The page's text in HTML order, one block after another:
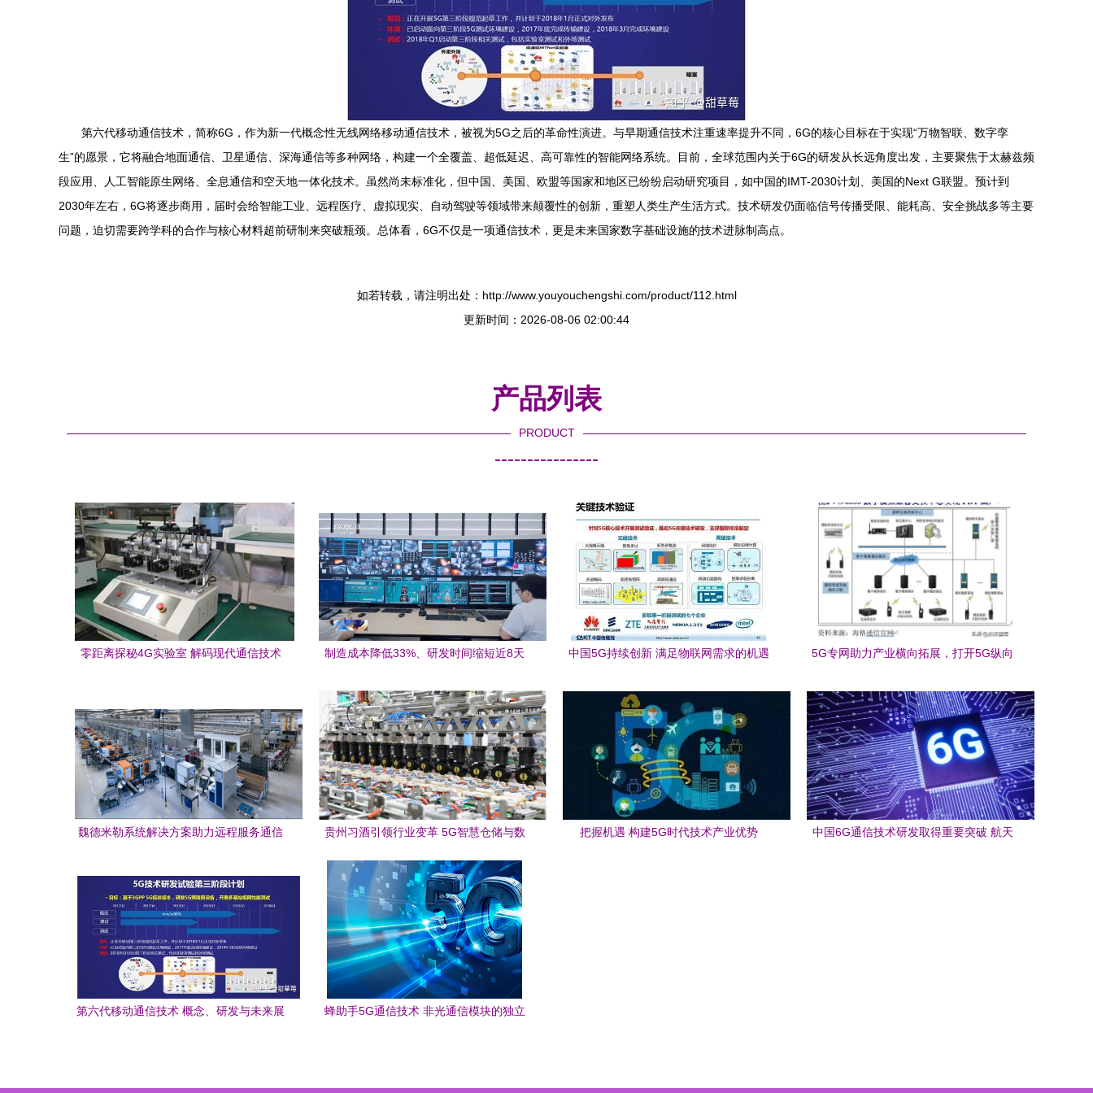
第六代移动通信技术，简称6G，作为新一代概念性无线网络移动通信技术，被视为5G之后的革命性演进。与早期通信技术注重速率提升不同，6G的核心目标在于实现“万物智联、数字孪
生”的愿景，它将融合地面通信、卫星通信、深海通信等多种网络，构建一个全覆盖、超低延迟、高可靠性的智能网络系统。目前，全球范围内关于6G的研发从长远角度出发，主要聚焦于太赫兹频
段应用、人工智能原生网络、全息通信和空天地一体化技术。虽然尚未标准化，但中国、美国、欧盟等国家和地区已纷纷启动研究项目，如中国的IMT-2030计划、美国的Next G联盟。预计到
2030年左右，6G将逐步商用，届时会给智能工业、远程医疗、虚拟现实、自动驾驶等领域带来颠覆性的创新，重塑人类生产生活方式。技术研发仍面临信号传播受限、能耗高、安全挑战多等主要
问题，迫切需要跨学科的合作与核心材料超前研制来突破瓶颈。总体看，6G不仅是一项通信技术，更是未来国家数字基础设施的技术进脉制高点。
如若转载，请注明出处：http://www.youyouchengshi.com/product/112.html
更新时间：2026-08-06 02:00:44
产品列表
PRODUCT
----------------
零距离探秘4G实验室 解码现代通信技术
制造成本降低33%、研发时间缩短近8天
中国5G持续创新 满足物联网需求的机遇
5G专网助力产业横向拓展，打开5G纵向
进
魏德米勒系统解决方案助力远程服务通信
贵州习酒引领行业变革 5G智慧仓储与数
把握机遇 构建5G时代技术产业优势
中国6G通信技术研发取得重要突破 航天
第六代移动通信技术 概念、研发与未来展
蜂助手5G通信技术 非光通信模块的独立